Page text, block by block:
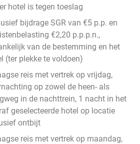
hotel is tegen toeslag
bijdrage SGR van €5 p.p. en
€2,20 p.p.p.n.,
van de bestemming en het
(ter plekke te voldoen)
reis met vertrek op vrijdag,
op zowel de heen- als
in de nachttrein, 1 nacht in het
geselecteerde hotel op locatie
ontbijt
reis met vertrek op maandag,